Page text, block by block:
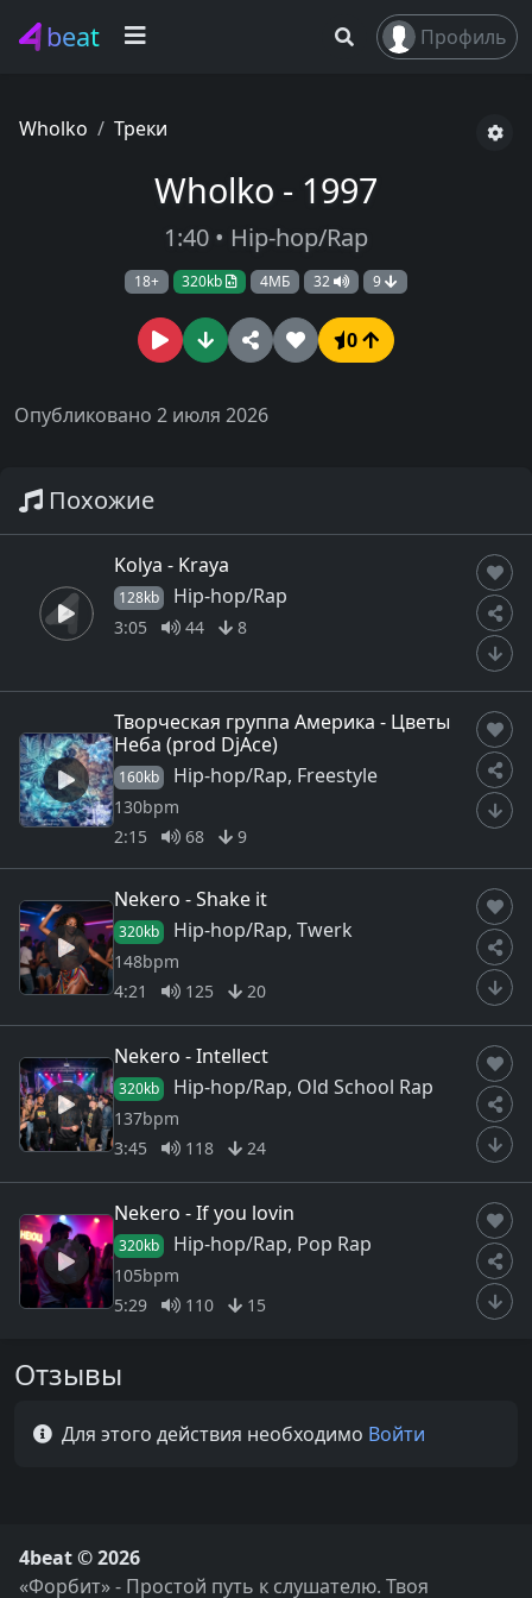
beat Профиль
Wholko Треки
Wholko - 1997
1:40 • Hip-hop/Rap
18+ 320kb 4МБ 32 9
0
Опубликовано 2 июля 2026
Похожие
Kolya - Kraya
128kb Hip-hop/Rap
3:05 44 8
Творческая группа Америка - Цветы
Неба (prod DjAce)
160kb Hip-hop/Rap, Freestyle
130bpm
2:15
68 9
Nekero - Shake it
320kb Hip-hop/Rap, Twerk
148bpm
4:21
125 20
Nekero - Intellect
320kb Hip-hop/Rap, Old School Rap
137bpm
3:45
118 24
Nekero - If you lovin
320kb Hip-hop/Rap, Pop Rap
105bpm
5:29
110 15
Отзывы
Для этого действия необходимо Войти
4beat © 2026
«Форбит» - Простой путь к слушателю. Твоя